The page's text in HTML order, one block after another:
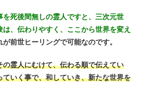
を死後間無しの霊人ですと、三次元世
、伝わりやすく、ここから世界を変え
が前世ヒーリングで可能なのです。
の霊人にむけて、伝わる順で伝えてい
いく事で、和していき、新たな世界を